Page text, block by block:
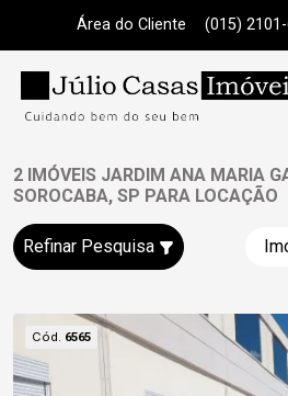
Área do Cliente (015) 2101-
2 IMÓVEIS JARDIM ANA MARIA
SOROCABA, SP PARA LOCAÇÃO
Refinar Pesquisa
Cód. 6565